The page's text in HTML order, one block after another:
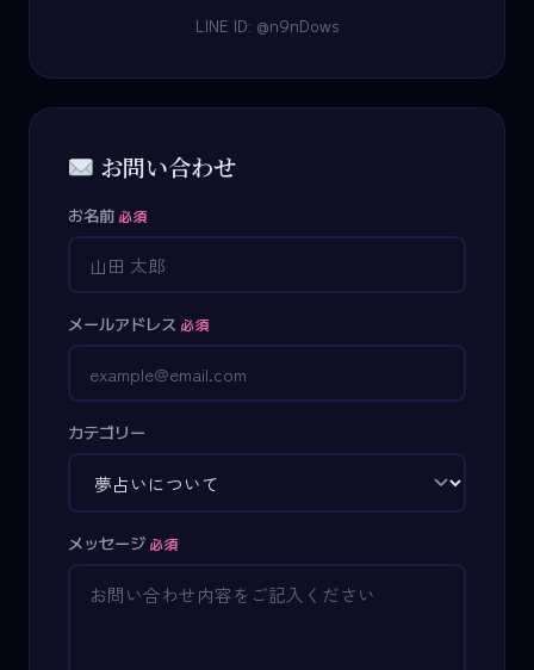
LINE ID: @n9nDows
お問い合わせ
お名前 必須
メールアドレス 必須
カテゴリー
メッセージ 必須